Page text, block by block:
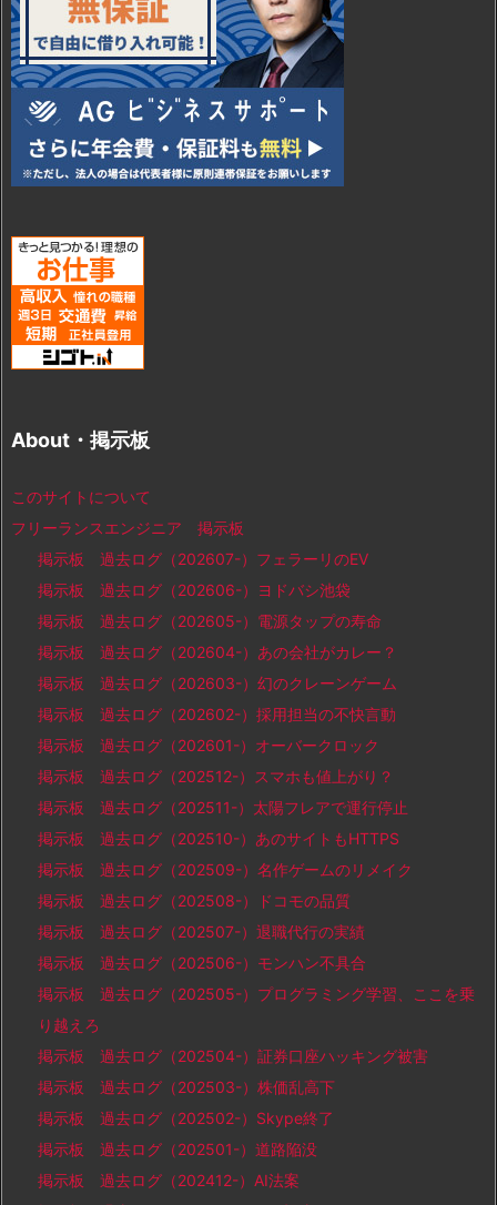
About・掲示板
このサイトについて
フリーランスエンジニア 掲示板
掲示板 過去ログ（202607-）フェラーリのEV
掲示板 過去ログ（202606-）ヨドバシ池袋
掲示板 過去ログ（202605-）電源タップの寿命
掲示板 過去ログ（202604-）あの会社がカレー？
掲示板 過去ログ（202603-）幻のクレーンゲーム
掲示板 過去ログ（202602-）採用担当の不快言動
掲示板 過去ログ（202601-）オーバークロック
掲示板 過去ログ（202512-）スマホも値上がり？
掲示板 過去ログ（202511-）太陽フレアで運行停止
掲示板 過去ログ（202510-）あのサイトもHTTPS
掲示板 過去ログ（202509-）名作ゲームのリメイク
掲示板 過去ログ（202508-）ドコモの品質
掲示板 過去ログ（202507-）退職代行の実績
掲示板 過去ログ（202506-）モンハン不具合
掲示板 過去ログ（202505-）プログラミング学習、ここを乗
り越えろ
掲示板 過去ログ（202504-）証券口座ハッキング被害
掲示板 過去ログ（202503-）株価乱高下
掲示板 過去ログ（202502-）Skype終了
掲示板 過去ログ（202501-）道路陥没
掲示板 過去ログ（202412-）AI法案